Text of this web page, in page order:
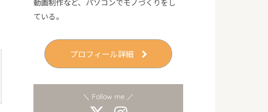
動画制作など、パソコンでモノづくりをし
ている。
プロフィール詳細
＼ Follow me ／